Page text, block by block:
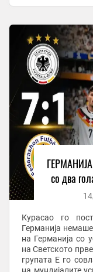
со два
Курасао го
Германија
на Германија со
на Светското
групата Е го